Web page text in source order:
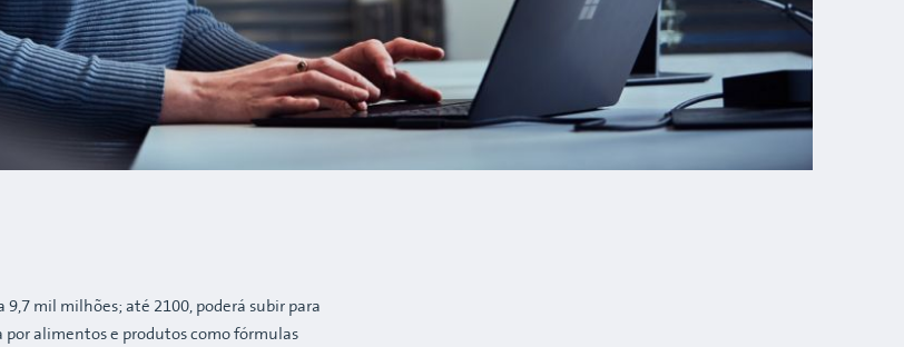
mil milhões; até 2100, poderá subir para
alimentos e produtos como fórmulas